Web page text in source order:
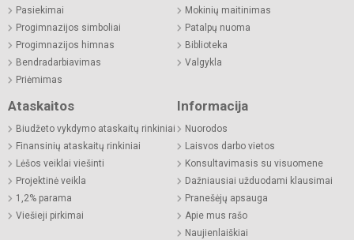
Pasiekimai
Progimnazijos simboliai
Progimnazijos himnas
Bendradarbiavimas
Priėmimas
Mokinių maitinimas
Patalpų nuoma
Biblioteka
Valgykla
Ataskaitos
Biudžeto vykdymo ataskaitų rinkiniai
Finansinių ataskaitų rinkiniai
Lėšos veiklai viešinti
Projektinė veikla
1,2% parama
Viešieji pirkimai
Informacija
Nuorodos
Laisvos darbo vietos
Konsultavimasis su visuomene
Dažniausiai užduodami klausimai
Pranešėjų apsauga
Apie mus rašo
Naujienlaiškiai